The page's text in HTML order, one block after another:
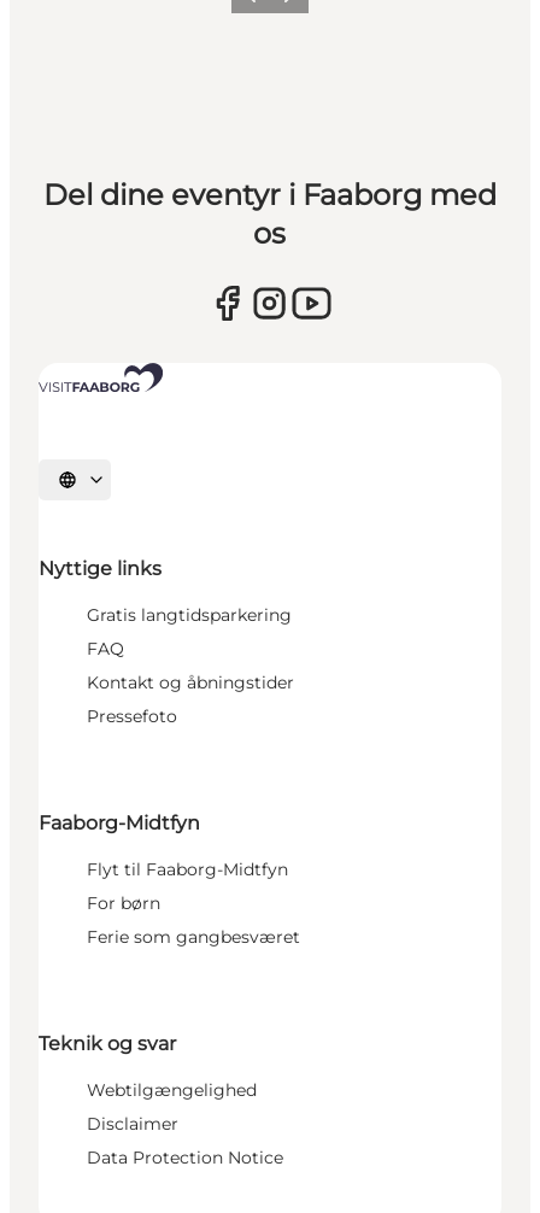
Del dine eventyr i Faaborg med
os
Vælg sprog
Nyttige links
Gratis langtidsparkering
FAQ
Kontakt og åbningstider
Pressefoto
Faaborg-Midtfyn
Flyt til Faaborg-Midtfyn
For børn
Ferie som gangbesværet
Teknik og svar
Webtilgængelighed
Disclaimer
Data Protection Notice